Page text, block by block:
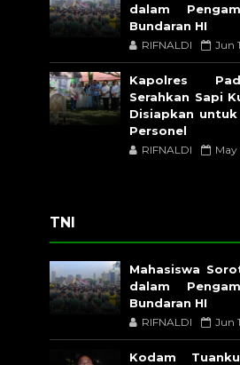
dalam
Bundaran HI
RIFNALDI Jun
Kapolres
Serahkan Sapi
Disiapkan
Personel
RIFNALDI May
TNI
Mahasiswa
dalam
Bundaran HI
RIFNALDI Jun
Kodam